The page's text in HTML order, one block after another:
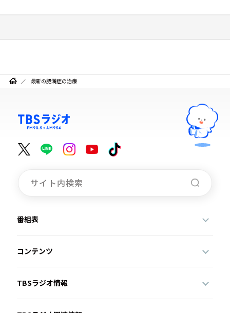
最新の肥満症の治療
番組表
コンテンツ
TBSラジオ情報